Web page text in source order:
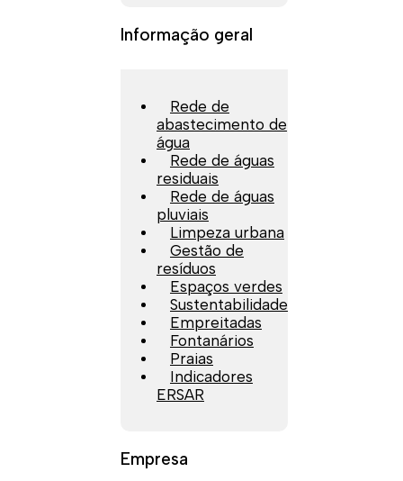
Informação geral
Rede de
abastecimento de
água
Rede de águas
residuais
Rede de águas
pluviais
Limpeza urbana
Gestão de
resíduos
Espaços verdes
Sustentabilidade
Empreitadas
Fontanários
Praias
Indicadores
ERSAR
Empresa